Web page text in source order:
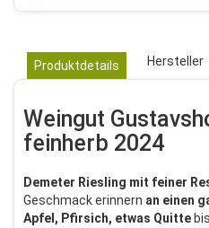
Produktdetails Hersteller
Weingut
feinherb 2024
Demeter Riesling mit feiner
Geschmack erinnern an einen
Apfel, Pfirsich, etwas Quitte